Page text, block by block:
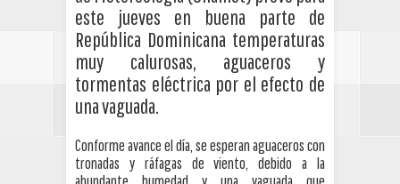
este jueves en buena parte de
República Dominicana temperaturas
muy calurosas, aguaceros y
tormentas eléctrica por el efecto de
una vaguada.
Conforme avance el día, se esperan aguaceros con
tronadas y ráfagas de viento, debido a la